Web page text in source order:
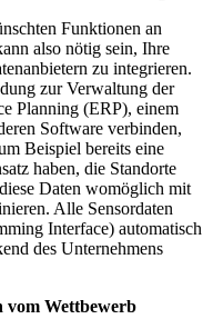
Funktionen an
also nötig sein, Ihre
zu integrieren.
zur Verwaltung der
Planning (ERP), einem
Software verbinden,
Beispiel bereits eine
haben, die Standorte
Daten womöglich mit
Alle Sensordaten
Interface) automatisch
des Unternehmens
vom Wettbewerb